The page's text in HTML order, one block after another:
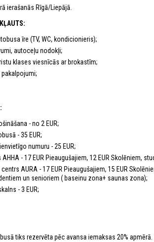
ierašanās Rīgā/Liepājā.
īre (TV, WC, kondicionieris);
autoceļu nodokļi;
klases viesnīcās ar brokastīm;
- no 2 EUR;
- 35 EUR;
numuru - 25 EUR;
- 17 EUR Pieaugušajiem, 12 EUR Skolēniem,
AURA - 17 EUR Pieaugušajiem, 15 EUR
un senioriem ( baseinu zona+ saunas zona);
- 3 EUR;
tiks rezervēta pēc avansa iemaksas 20%